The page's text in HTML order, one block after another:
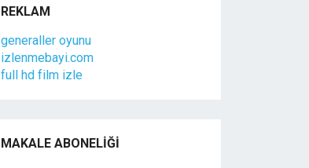
REKLAM
generaller oyunu
izlenmebayi.com
full hd film izle
MAKALE ABONELIĞI